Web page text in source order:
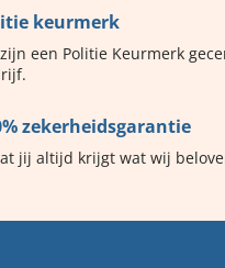
keurmerk
een Politie Keurmerk
zekerheidsgarantie
jij altijd krijgt wat wij